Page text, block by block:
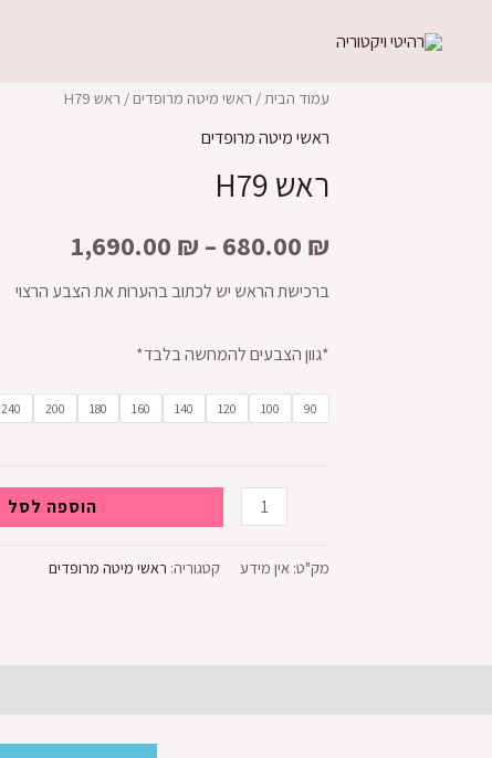
עמוד הבית/ ראשי מיטה מרופדים / ראש H79
ראשי מיטה מרופדים
ראש H79
680.00 ₪
–
1,690.00 ₪
ברכישת הראש יש לכתוב בהערות את הצבע הרצוי
*גוון הצבעים להמחשה בלבד*
90
100
120
140
160
180
200
240
הוספה לסל
מק"ט: אין מידע קטגוריה: ראשי מיטה מרופדים